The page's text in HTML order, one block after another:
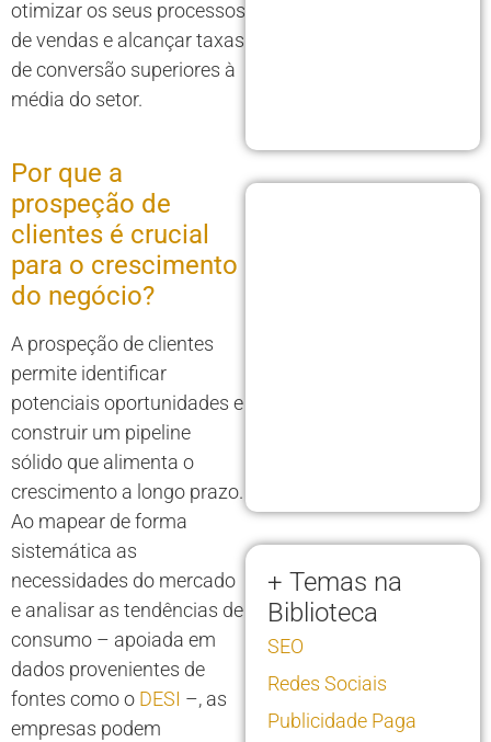
otimizar os seus processos
de vendas e alcançar taxas
de conversão superiores à
média do setor.
Por que a
prospeção de
clientes é crucial
para o crescimento
do negócio?
A prospeção de clientes
permite identificar
potenciais oportunidades e
construir um pipeline
sólido que alimenta o
crescimento a longo prazo.
Ao mapear de forma
sistemática as
necessidades do mercado
e analisar as tendências de
consumo – apoiada em
dados provenientes de
fontes como o DESI –, as
empresas podem
+ Temas na
Biblioteca
SEO
Redes Sociais
Publicidade Paga